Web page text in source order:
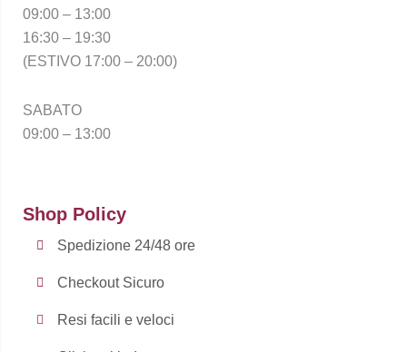
09:00 – 13:00
16:30 – 19:30
(ESTIVO 17:00 – 20:00)
SABATO
09:00 – 13:00
Shop Policy
Spedizione 24/48 ore
Checkout Sicuro
Resi facili e veloci